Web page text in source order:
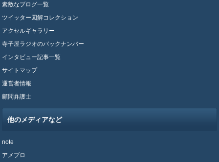
素敵なブログ一覧
ツイッター図解コレクション
アクセルギャラリー
寺子屋ラジオのバックナンバー
インタビュー記事一覧
サイトマップ
運営者情報
顧問弁護士
他のメディアなど
note
アメブロ